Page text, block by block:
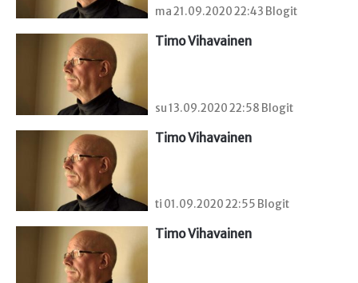
ma 21.09.2020 22:43 Blogit
Timo Vihavainen
su 13.09.2020 22:58 Blogit
Timo Vihavainen
ti 01.09.2020 22:55 Blogit
Timo Vihavainen